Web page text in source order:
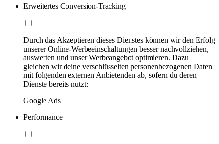
Erweitertes Conversion-Tracking
Durch das Akzeptieren dieses Dienstes können wir den Erfolg
unserer Online-Werbeeinschaltungen besser nachvollziehen,
auswerten und unser Werbeangebot optimieren. Dazu
gleichen wir deine verschlüsselten personenbezogenen Daten
mit folgenden externen Anbietenden ab, sofern du deren
Dienste bereits nutzt:
Google Ads
Performance